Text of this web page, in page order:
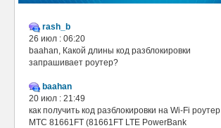
rash_b
26 июл : 06:20
baahan, Какой длины код разблокировки
запрашивает роутер?
baahan
20 июл : 21:49
как получить код разблокировки на Wi-Fi роутер
МТС 81661FT (81661FT LTE PowerBank